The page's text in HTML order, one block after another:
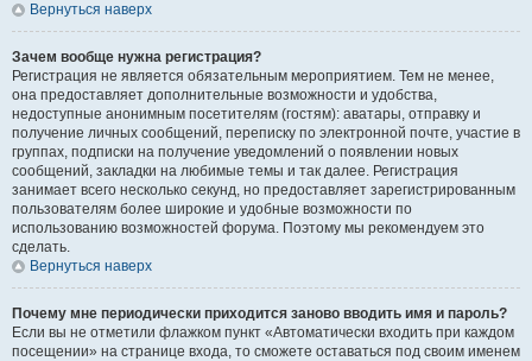
Вернуться наверх
Зачем вообще нужна регистрация?
Регистрация не является обязательным мероприятием. Тем не менее,
она предоставляет дополнительные возможности и удобства,
недоступные анонимным посетителям (гостям): аватары, отправку и
получение личных сообщений, переписку по электронной почте, участие в
группах, подписки на получение уведомлений о появлении новых
сообщений, закладки на любимые темы и так далее. Регистрация
занимает всего несколько секунд, но предоставляет зарегистрированным
пользователям более широкие и удобные возможности по
использованию возможностей форума. Поэтому мы рекомендуем это
сделать.
Вернуться наверх
Почему мне периодически приходится заново вводить имя и пароль?
Если вы не отметили флажком пункт «Автоматически входить при каждом
посещении» на странице входа, то сможете оставаться под своим именем